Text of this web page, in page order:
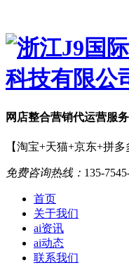
网店整合营销代运营服
【淘宝+天猫+京东+拼多
免费咨询热线： 135-
首页
关于我们
ai资讯
ai动态
联系我们